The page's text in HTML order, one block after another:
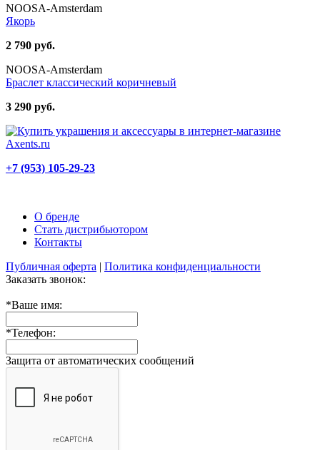
NOOSA-Amsterdam
Якорь
2 790 руб.
NOOSA-Amsterdam
Браслет классический коричневый
3 290 руб.
+7 (953) 105-29-23
О бренде
Стать дистрибьютором
Контакты
Публичная оферта | Политика конфиденциальности
Заказать звонок:
*Ваше имя:
*Телефон:
Защита от автоматических сообщений